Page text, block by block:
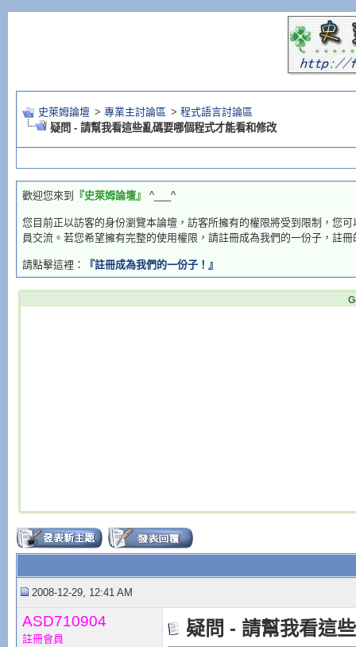
史萊姆論壇 > 專業主討論區 > 程式語言討論區
疑問 - 請幫我看這些亂碼要哪個程式才能看和修改
歡迎您來到 『史萊姆論壇』 ^___^
您目前正以訪客的身份瀏覽本論壇，訪客所擁有的權限將受到限制，您
員交流。若您希望擁有完整的使用權限，請註冊成為我們的一份子，註
請點擊這裡： 『註冊成為我們的一份子！』
2008-12-29, 12:41 AM
ASD710904
註冊會員
疑問 - 請幫我看這